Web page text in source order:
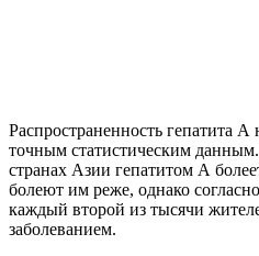
Распространенность гепатита
точным статистическим
странах Азии гепатитом А
болеют им реже, однако
каждый второй из тысячи
заболеванием.